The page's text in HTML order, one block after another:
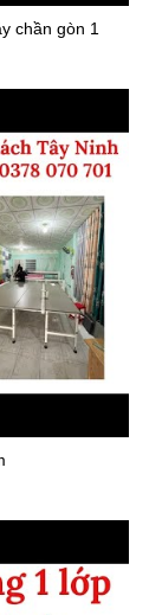
chần gòn 1